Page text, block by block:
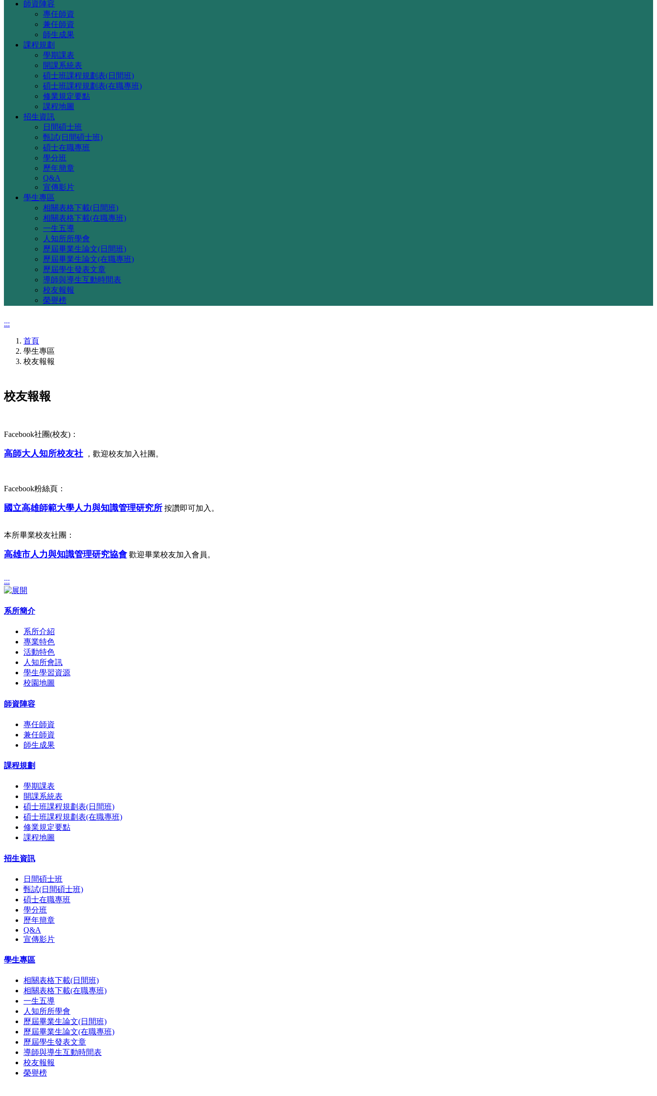
師資陣容
專任師資
兼任師資
師生成果
課程規劃
學期課表
開課系統表
碩士班課程規劃表(日間班)
碩士班課程規劃表(在職專班)
修業規定要點
課程地圖
招生資訊
日間碩士班
甄試(日間碩士班)
碩士在職專班
學分班
歷年簡章
Q&A
宣傳影片
學生專區
相關表格下載(日間班)
相關表格下載(在職專班)
一生五導
人知所所學會
歷屆畢業生論文(日間班)
歷屆畢業生論文(在職專班)
歷屆學生發表文章
導師與導生互動時間表
校友報報
榮譽榜
:::
首頁
學生專區
校友報報
校友報報
Facebook社團(校友)：
高師大人知所校友社 ，歡迎校友加入社團。
Facebook粉絲頁：
國立高雄師範大學人力與知識管理研究所 按讚即可加入。
本所畢業校友社團：
高雄市人力與知識管理研究協會歡迎畢業校友加入會員。
:::
系所簡介
系所介紹
專業特色
活動特色
人知所會訊
學生學習資源
校園地圖
師資陣容
專任師資
兼任師資
師生成果
課程規劃
學期課表
開課系統表
碩士班課程規劃表(日間班)
碩士班課程規劃表(在職專班)
修業規定要點
課程地圖
招生資訊
日間碩士班
甄試(日間碩士班)
碩士在職專班
學分班
歷年簡章
Q&A
宣傳影片
學生專區
相關表格下載(日間班)
相關表格下載(在職專班)
一生五導
人知所所學會
歷屆畢業生論文(日間班)
歷屆畢業生論文(在職專班)
歷屆學生發表文章
導師與導生互動時間表
校友報報
榮譽榜